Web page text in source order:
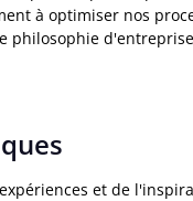
à optimiser nos
philosophie
et de